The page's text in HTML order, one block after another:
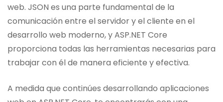
web. JSON es una parte fundamental de la
comunicación entre el servidor y el cliente en el
desarrollo web moderno, y ASP.NET Core
proporciona todas las herramientas necesarias para
trabajar con él de manera eficiente y efectiva.
A medida que continúes desarrollando aplicaciones